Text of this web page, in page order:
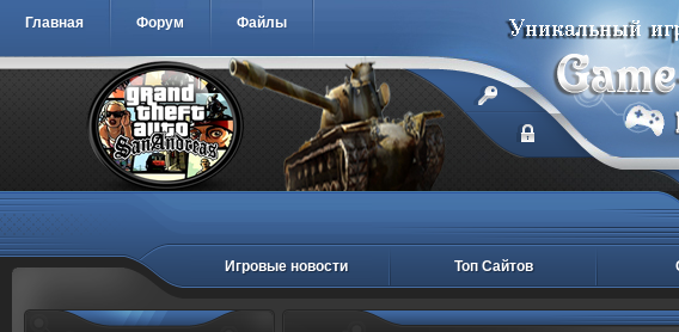
Главная Форум Файлы
Игровые новости Топ Сайтов